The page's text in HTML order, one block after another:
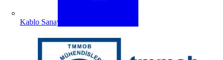
Kablo Sanayicileri Derneği